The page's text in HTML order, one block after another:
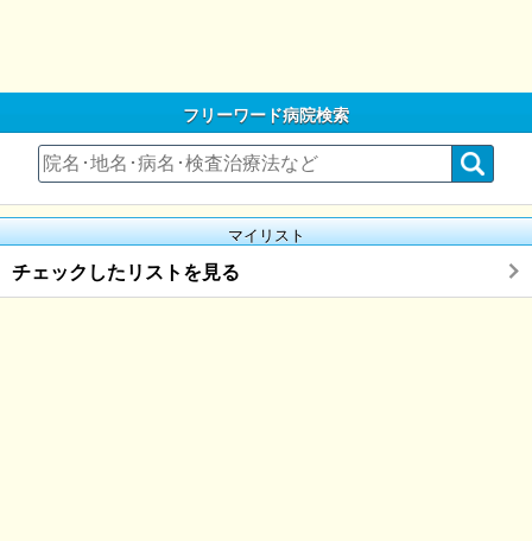
フリーワード病院検索
マイリスト
チェックしたリストを見る